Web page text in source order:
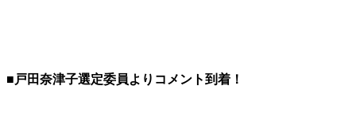
■戸田奈津子選定委員よりコメント到着！